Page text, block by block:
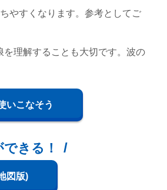
やすくなります。参考としてご
理解することも大切です。波の
いこなそう
きる！
図版)